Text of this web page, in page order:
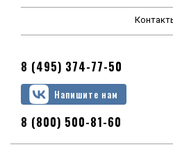
8 (495) 374-77-50
Напишите нам
8 (800) 500-81-60